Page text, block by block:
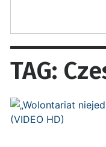
TAG: